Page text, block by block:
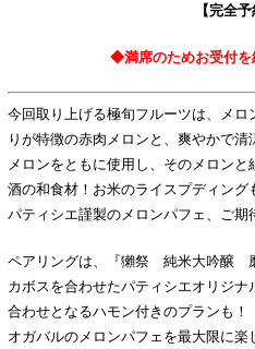
【完全予
◆満席のためお受付
今回取り上げる極旬フルーツは、メ
りが特徴の赤肉メロンと、爽やかで
メロンをともに使用し、そのメロン
酒の和食材！お米のライスプディング
パティシエ謹製のメロンパフェ、ご期
ペアリングは、『獺祭 純米大吟醸
カボスを合わせたパティシエオリジ
合わせとなるハモン付きのプランも！
オガバルのメロンパフェを最大限に